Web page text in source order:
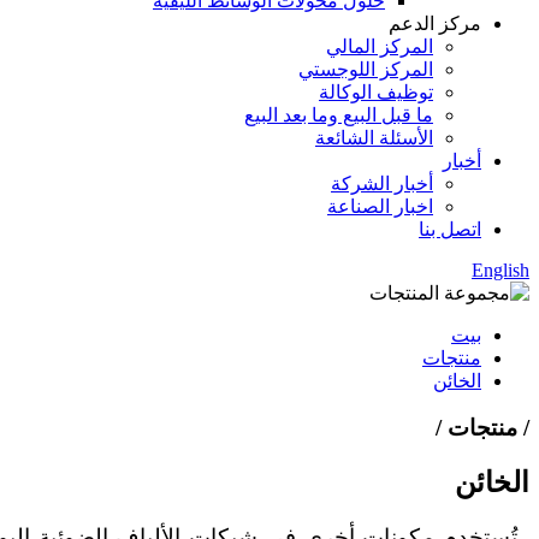
مركز الدعم
المركز المالي
المركز اللوجستي
توظيف الوكالة
ما قبل البيع وما بعد البيع
الأسئلة الشائعة
أخبار
أخبار الشركة
اخبار الصناعة
اتصل بنا
English
بيت
منتجات
الخائن
/ منتجات /
الخائن